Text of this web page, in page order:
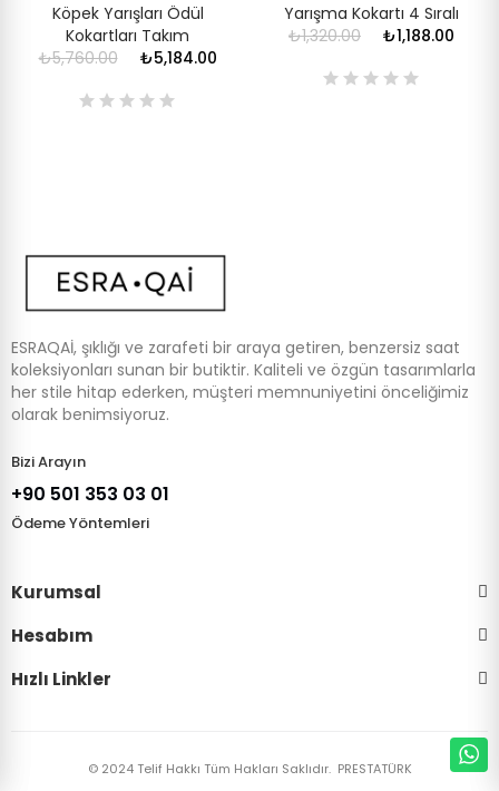
Köpek Yarışları Ödül
Kokartları Takım
₺5,760.00
₺5,184.00
Yarışma Kokartı 4 Sıralı
₺1,320.00
₺1,188.00
ESRAQAİ, şıklığı ve zarafeti bir araya getiren, benzersiz saat
koleksiyonları sunan bir butiktir. Kaliteli ve özgün tasarımlarla
her stile hitap ederken, müşteri memnuniyetini önceliğimiz
olarak benimsiyoruz.
Bizi Arayın
+90 501 353 03 01
Ödeme Yöntemleri
Kurumsal
Hesabım
Hızlı Linkler
© 2024 Telif Hakkı Tüm Hakları Saklıdır. PRESTATÜRK